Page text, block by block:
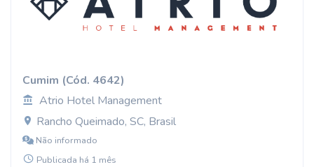
Cumim (Cód. 4642)
Atrio Hotel Management
Rancho Queimado, SC, Brasil
Não informado
Publicada há 1 mês